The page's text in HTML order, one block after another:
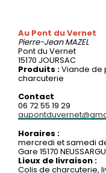
Au Pont du Vernet
Pierre-JeanMAZEL
Pont du Vernet
15170 JOURSAC
Produits :Viande de
charcuterie
Contact
06 72 55 19 29
Horaires :
mercredi et samedi
Gare 15170
Lieux de livraison :
Colis de charcuterie,